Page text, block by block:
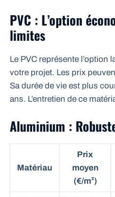
PVC : L’option
limites
Le PVC représente l’option
votre projet. Les prix
Sa durée de vie est plus
ans. L’entretien de ce
Aluminium :
Matériau
Prix
moyen
(€/m²)